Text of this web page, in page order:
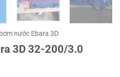
nước Ebara 3D
3D 32-200/3.0